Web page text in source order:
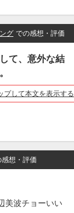
グ での感想・評価
て、意外な結
プして本文を表示する
感想・評価
美波チョーいい